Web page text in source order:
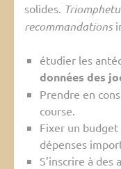
solides.
recommandations
étudier les
données des
Prendre en
course.
Fixer un
dépenses
S’inscrire à